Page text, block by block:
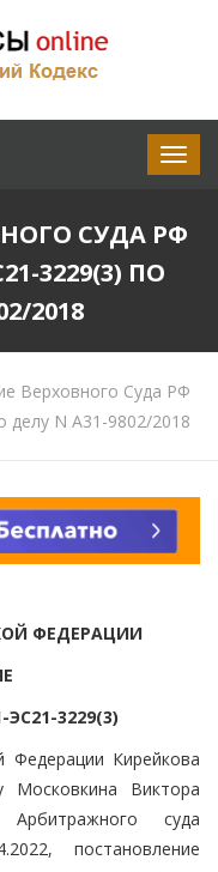
СУДА РФ
3229(3) ПО
2018
Верховного Суда РФ
делу N А31-9802/2018
ФЕДЕРАЦИИ
ЭС21-3229(3)
Федерации Кирейкова
Московкина Виктора
суда
постановление